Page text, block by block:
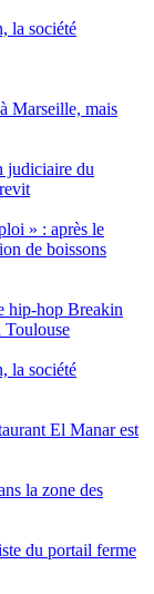
la société
Marseille, mais
judiciaire du
» : après le
de boissons
hip-hop Breakin
Toulouse
la société
El Manar est
la zone des
du portail ferme